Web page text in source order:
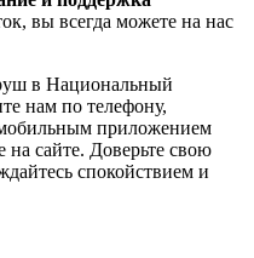
вы всегда можете на нас
в Национальный
нам по телефону,
приложением
сайте. Доверьте свою
спокойствием и